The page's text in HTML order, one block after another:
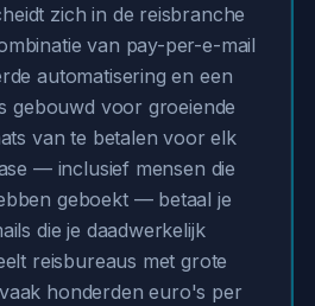
zich in de reisbranche
van pay-per-e-mail
automatisering en een
gebouwd voor groeiende
van te betalen voor elk
— inclusief mensen die
geboekt — betaal je
die je daadwerkelijk
reisbureaus met grote
honderden euro's per